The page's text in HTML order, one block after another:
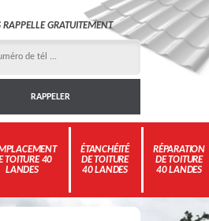
GRATUITEMENT
TOITURE 40
LANDES
ÉTANCHÉITÉ
DE TOITURE
40 LANDES
RÉPARATION
DE TOITURE
40 LANDES